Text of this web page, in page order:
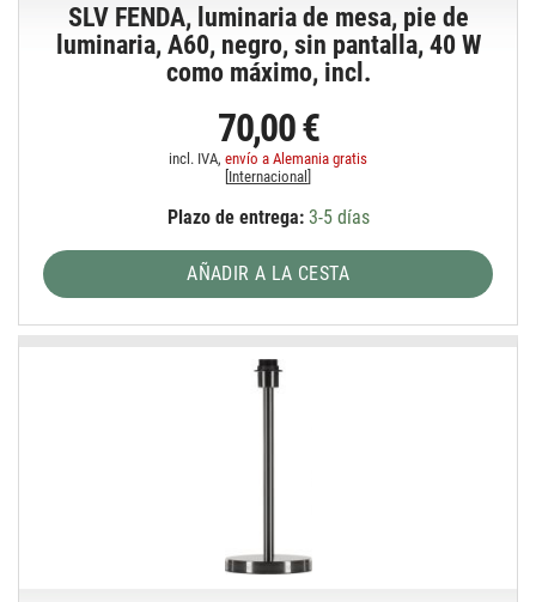
SLV FENDA, luminaria de mesa, pie de
luminaria, A60, negro, sin pantalla, 40 W
como máximo, incl.
70,00 €
incl. IVA,envío a Alemania gratis
Internacional
Plazo de entrega:3-5 días
AÑADIR A LA CESTA